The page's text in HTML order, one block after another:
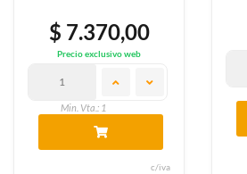
$ 7.370,00
Precio exclusivo web
Min. Vta.: 1
c/iva